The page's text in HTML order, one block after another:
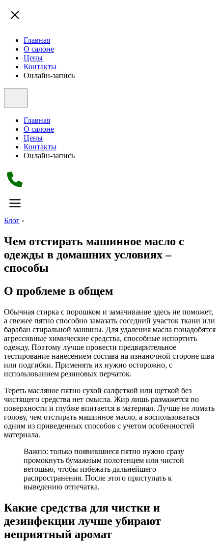
Главная
О салоне
Цены
Контакты
Онлайн-запись
Главная
О салоне
Цены
Контакты
Онлайн-запись
Блог ›
Чем отстирать машинное масло с
одежды в домашних условиях –
способы
О проблеме в общем
Обычная стирка с порошком и замачивание здесь не поможет,
а свежее пятно способно замазать соседний участок ткани или
барабан стиральной машины. Для удаления масла понадобятся
агрессивные химические средства, способные испортить
одежду. Поэтому лучше провести предварительное
тестирование нанесением состава на изнаночной стороне шва
или подгибки. Применять их нужно осторожно, с
использованием резиновых перчаток.
Тереть масляное пятно сухой салфеткой или щеткой без
чистящего средства нет смысла. Жир лишь размажется по
поверхности и глубже впитается в материал. Лучше не ломать
голову, чем отстирать машинное масло, а воспользоваться
одним из приведенных способов с учетом особенностей
материала.
Важно: только появившиеся пятно нужно сразу
промокнуть бумажным полотенцем или чистой
ветошью, чтобы избежать дальнейшего
распространения. После этого приступать к
выведению отпечатка.
Какие средства для чистки и
дезинфекции лучше убирают
неприятный аромат